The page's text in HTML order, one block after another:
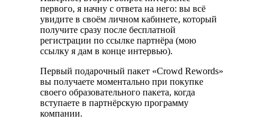
первого, я начну с ответа на него: вы всё
увидите в своём личном кабинете, который
получите сразу после бесплатной
регистрации по ссылке партнёра (мою
ссылку я дам в конце интервью).
Первый подарочный пакет «Crowd Rewords»
вы получаете моментально при покупке
своего образовательного пакета, когда
вступаете в партнёрскую программу
компании.